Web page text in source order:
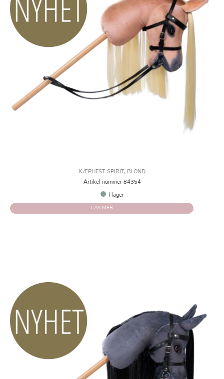
KÆPHEST SPIRIT, BLOND
Artikel nummer 84354
I lager
LÄS MER